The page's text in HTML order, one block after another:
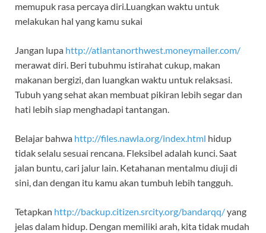
memupuk rasa percaya diri.Luangkan waktu untuk
melakukan hal yang kamu sukai
Jangan lupa http://atlantanorthwest.moneymailer.com/
merawat diri. Beri tubuhmu istirahat cukup, makan
makanan bergizi, dan luangkan waktu untuk relaksasi.
Tubuh yang sehat akan membuat pikiran lebih segar dan
hati lebih siap menghadapi tantangan.
Belajar bahwa http://files.nawla.org/index.html hidup
tidak selalu sesuai rencana. Fleksibel adalah kunci. Saat
jalan buntu, cari jalur lain. Ketahanan mentalmu diuji di
sini, dan dengan itu kamu akan tumbuh lebih tangguh.
Tetapkan http://backup.citizen.srcity.org/bandarqq/yang
jelas dalam hidup. Dengan memiliki arah, kita tidak mudah